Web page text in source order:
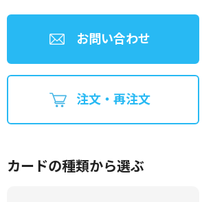
お問い合わせ
注文・再注文
カードの種類から選ぶ